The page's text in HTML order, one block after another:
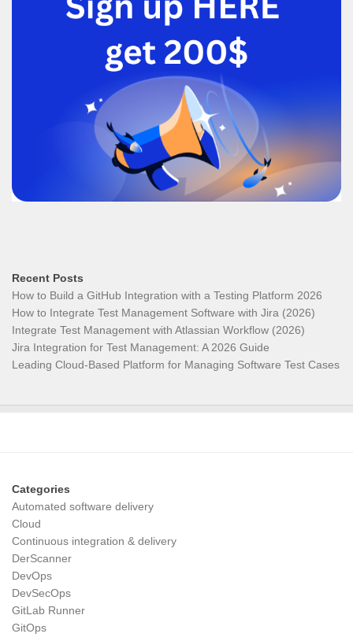
Recent Posts
How to Build a GitHub Integration with a Testing Platform 2026
How to Integrate Test Management Software with Jira (2026)
Integrate Test Management with Atlassian Workflow (2026)
Jira Integration for Test Management: A 2026 Guide
Leading Cloud-Based Platform for Managing Software Test Cases
Categories
Automated software delivery
Cloud
Continuous integration & delivery
DerScanner
DevOps
DevSecOps
GitLab Runner
GitOps